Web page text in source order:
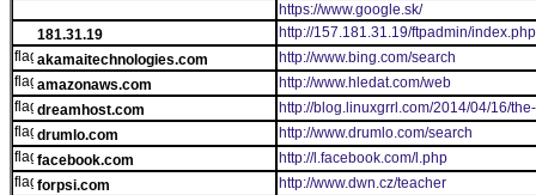
https://www.google.sk/
181.31.19
http://157.181.31.19/ftpadmin/index.php
akamaitechnologies.com
http://www.bing.com/search
amazonaws.com
http://www.hledat.com/web
dreamhost.com
http://blog.linuxgrrl.com/2014/04/16/
drumlo.com
http://www.drumlo.com/search
facebook.com
http://l.facebook.com/l.php
forpsi.com
http://www.dwn.cz/teacher